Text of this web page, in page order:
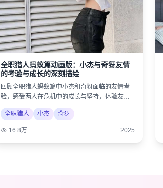
全职猎人蚂蚁篇动画版：小杰与奇犽友情
的考验与成长的深刻描绘
回顾全职猎人蚂蚁篇中小杰和奇犽面临的友情考
验，感受两人在危机中的成长与坚持，体验友情
的珍贵。
全职猎人
小杰 奇犽
16.8万 2025